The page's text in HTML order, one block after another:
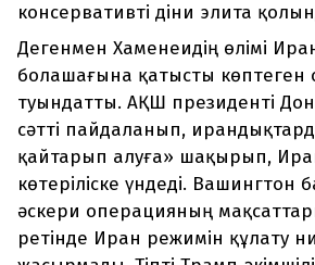
консервативті діни элита
Дегенмен Хаменеидің өлімі
болашағына қатысты көптеген
туындатты. АҚШ президенті
сәтті пайдаланып,
қайтарып алуға» шақырып,
көтеріліске үндеді. Вашингтон
әскери операцияның
ретінде Иран режимін құлату